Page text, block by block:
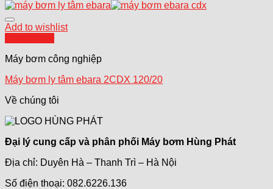
Add to wishlist
Máy bơm công nghiệp
Máy bơm ly tâm ebara 2CDX 120/20
Về chúng tôi
Đại lý cung cấp và phân phối Máy bơm Hùng Phát
Địa chỉ: Duyên Hà – Thanh Trì – Hà Nội
Số điện thoại: 082.6226.136